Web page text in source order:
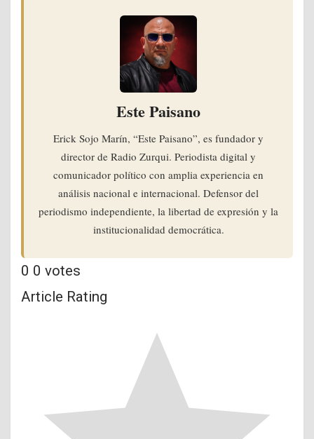
Este Paisano
Erick Sojo Marín, “Este Paisano”, es fundador y
director de Radio Zurqui. Periodista digital y
comunicador político con amplia experiencia en
análisis nacional e internacional. Defensor del
periodismo independiente, la libertad de expresión y la
institucionalidad democrática.
0 0 votes
Article Rating